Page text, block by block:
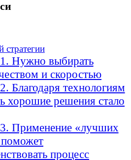
Нужно выбирать
и скоростью
Благодаря технологиям
хорошие решения стало
Применение «лучших
процесс